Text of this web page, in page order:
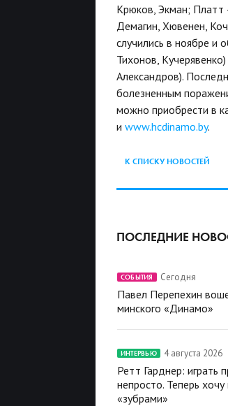
Крюков, Экман; Платт
Демагин, Хювенен,
случились в ноябре и
Тихонов,
Александров).
болезненным
можно приобрести в
и www.hcdinamo.by.
К СПИСКУ НОВОСТЕЙ
ПОСЛЕДНИЕ
СОБЫТИЯ Сегодня
Павел Перепехин
минского «Динамо»
ИНТЕРВЬЮ 4 августа 2026
Ретт Гарднер:
непросто. Теперь
«зубрами»